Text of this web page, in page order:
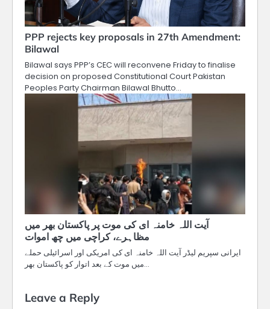
PPP rejects key proposals in 27th Amendment:
Bilawal
Bilawal says PPP’s CEC will reconvene Friday to finalise
decision on proposed Constitutional Court Pakistan
Peoples Party Chairman Bilawal Bhutto…
آیت اللہ خامنہ ای کی موت پر پاکستان بھر میں
مظاہرے، کراچی میں چھ اموات
ایرانی سپریم لیڈر آیت اللہ خامنہ ای کی امریکی اور اسرائیلی حملے
میں موت کے بعد اتوار کو پاکستان بھر…
Leave a Reply